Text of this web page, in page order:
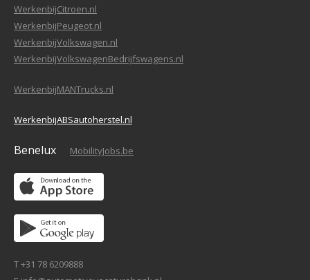
WerkenbijCitroen.nl
WerkenbijPeugeot.nl
WerkenbijVolkswagen.nl
WerkenbijVolkswagenBedrijfswagens.nl
WerkenbijMANTrucks.nl
WerkenbijABSautoherstel.nl
Benelux MobilityJobs.be
T +31 78 6209888